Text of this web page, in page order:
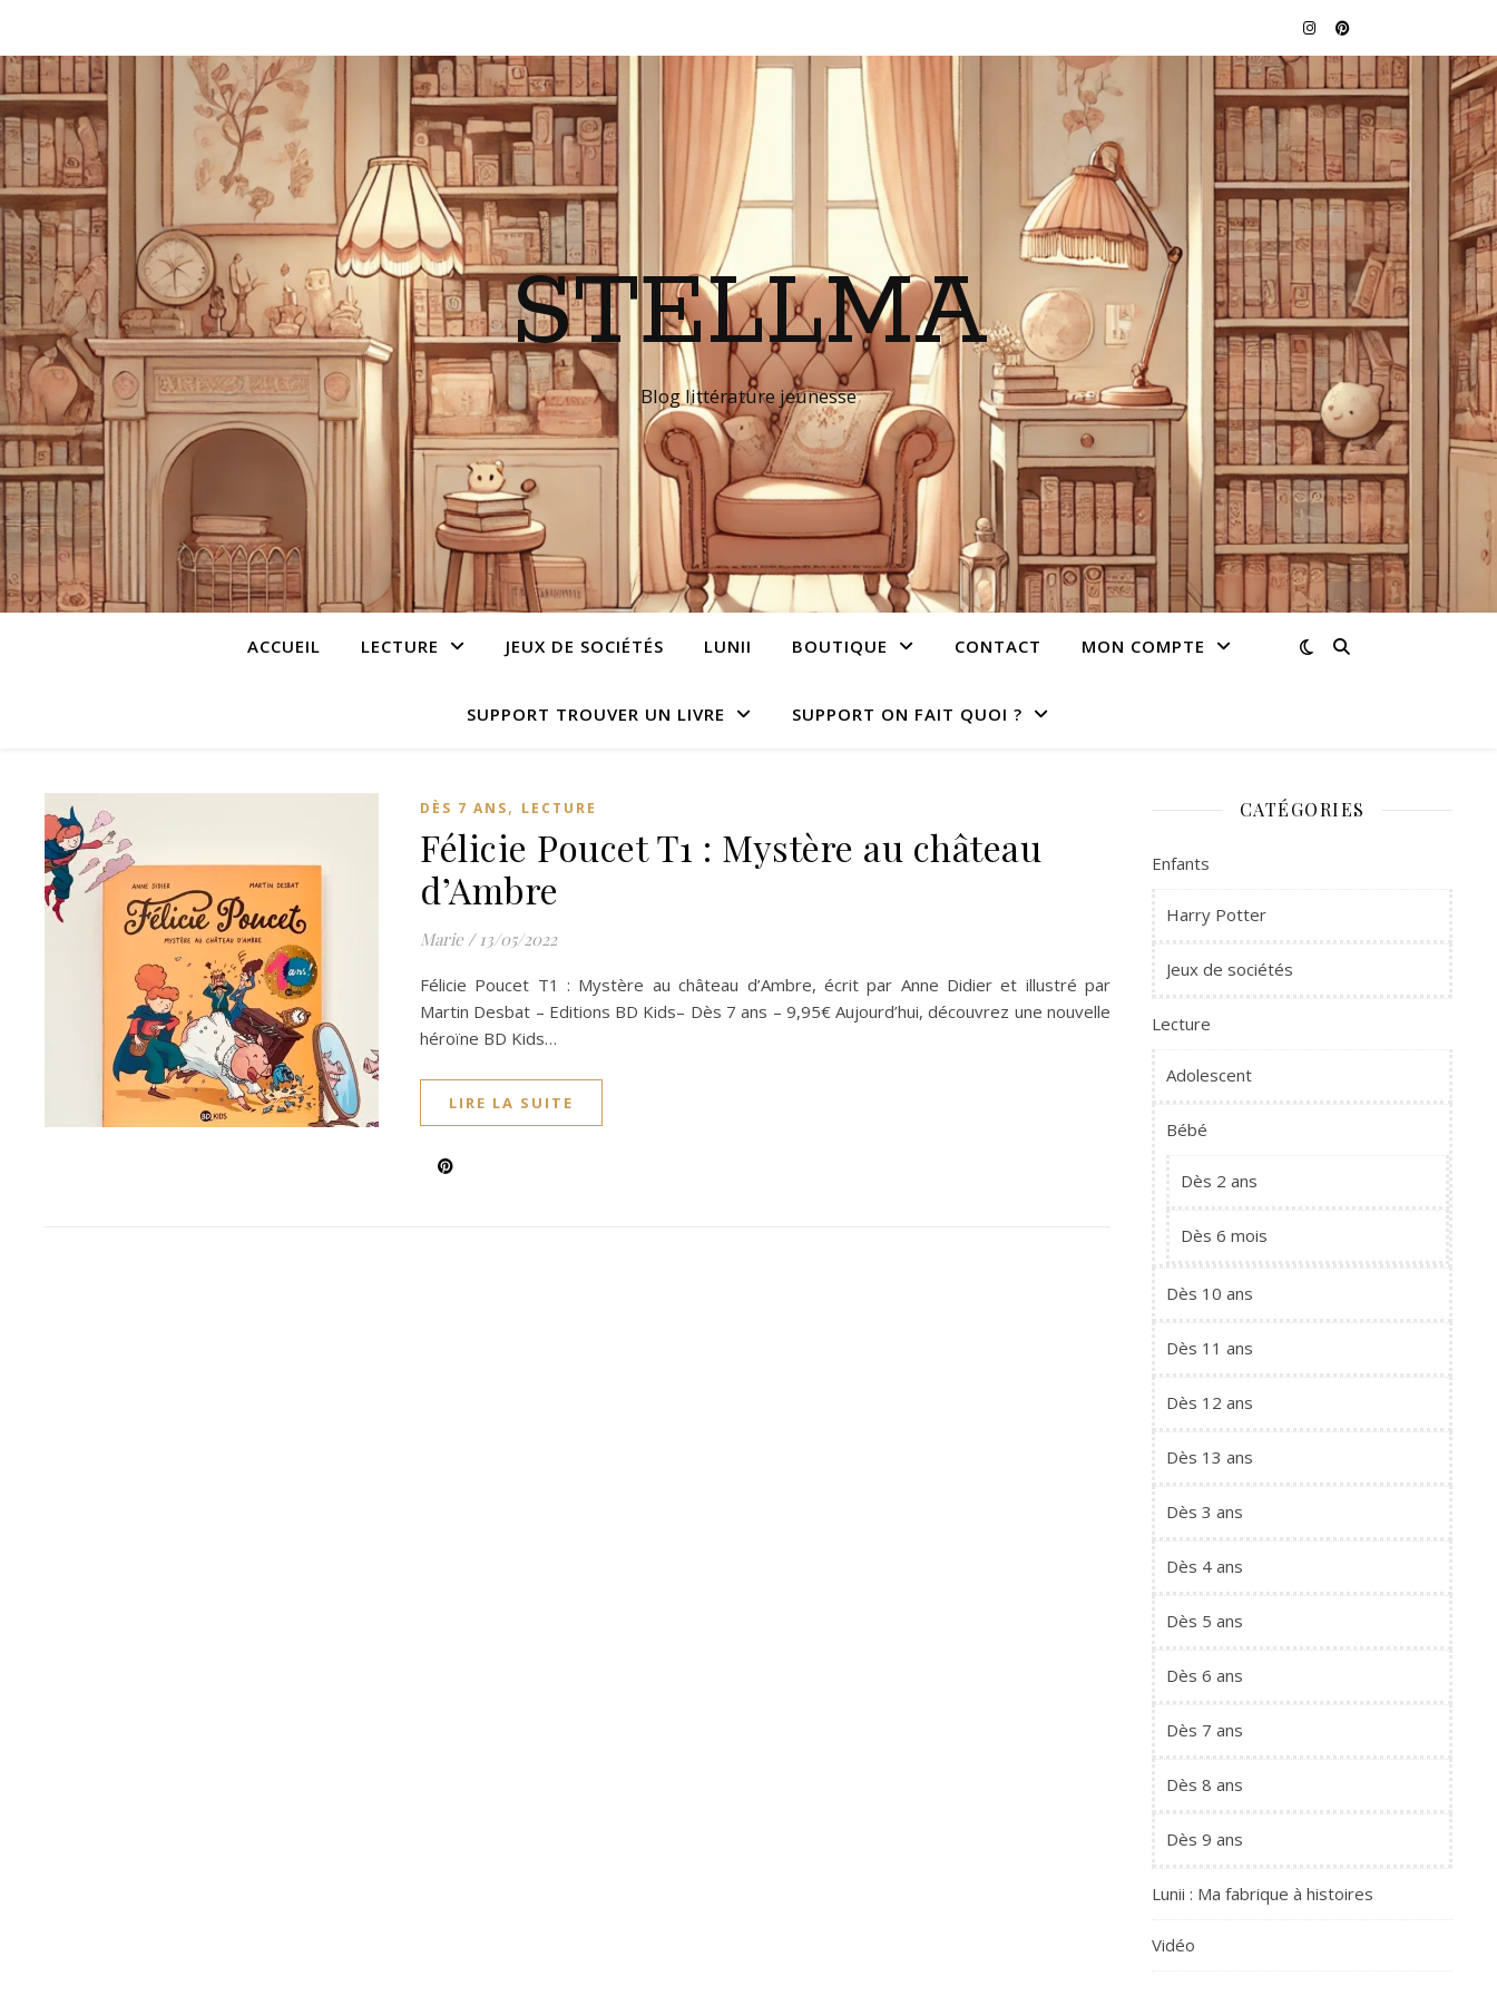
STELLMA
Blog littérature jeunesse
ACCUEIL LECTURE JEUX DE SOCIÉTÉS LUNII BOUTIQUE CONTACT MON COMPTE
SUPPORT TROUVER UN LIVRE SUPPORT ON FAIT QUOI ?
DÈS 7 ANS, LECTURE
Félicie Poucet T1 : Mystère au château
d’Ambre
Marie / 13/05/2022
Félicie Poucet T1 : Mystère au château d’Ambre, écrit par Anne Didier et illustré par
Martin Desbat – Editions BD Kids– Dès 7 ans – 9,95€ Aujourd’hui, découvrez une nouvelle
héroïne BD Kids…
LIRE LA SUITE
CATÉGORIES
Enfants
Harry Potter
Jeux de sociétés
Lecture
Adolescent
Bébé
Dès 2 ans
Dès 6 mois
Dès 10 ans
Dès 11 ans
Dès 12 ans
Dès 13 ans
Dès 3 ans
Dès 4 ans
Dès 5 ans
Dès 6 ans
Dès 7 ans
Dès 8 ans
Dès 9 ans
Lunii : Ma fabrique à histoires
Vidéo